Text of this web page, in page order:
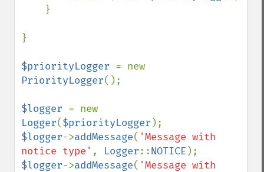
}
$priorityLogger
PriorityLogger();
$logger
Logger($priorityLogger
$logger->addMessage( 'Message with
notice type' , Logger::NOTICE
$logger->addMessage( 'Message with